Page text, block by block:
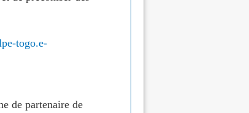
togo.e-
de partenaire de